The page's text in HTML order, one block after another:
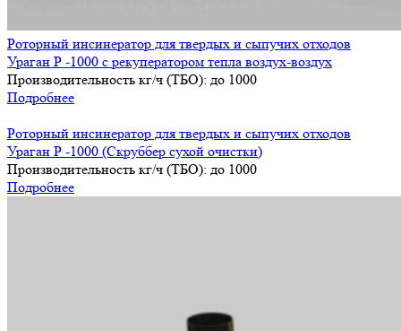
Роторный инсинератор для твердых и сыпучих отходов
Ураган Р -1000 с рекуператором тепла воздух-воздух
Производительность кг/ч (ТБО): до 1000
Подробнее
Роторный инсинератор для твердых и сыпучих отходов
Ураган Р -1000 (Скруббер сухой очистки)
Производительность кг/ч (ТБО): до 1000
Подробнее